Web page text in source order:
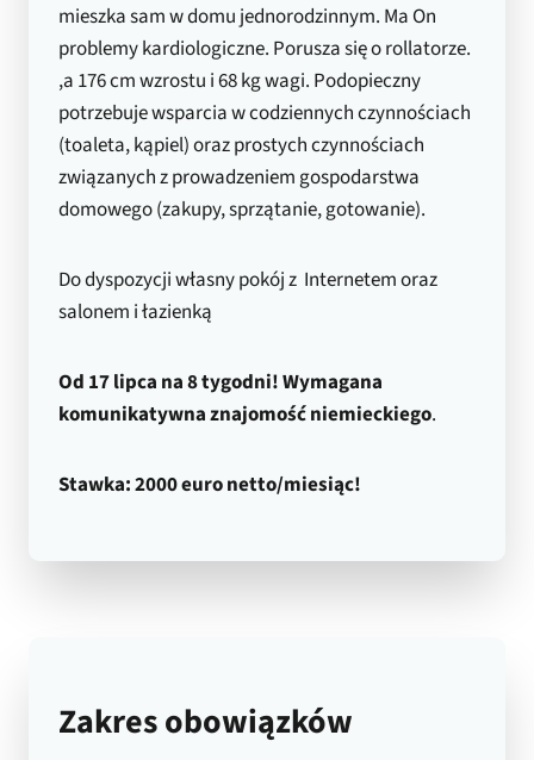
mieszka sam w domu jednorodzinnym. Ma On
problemy kardiologiczne. Porusza się o rollatorze.
,a 176 cm wzrostu i 68 kg wagi. Podopieczny
potrzebuje wsparcia w codziennych czynnościach
(toaleta, kąpiel) oraz prostych czynnościach
związanych z prowadzeniem gospodarstwa
domowego (zakupy, sprzątanie, gotowanie).
Do dyspozycji własny pokój z Internetem oraz
salonem i łazienką
Od 17 lipca na 8 tygodni! Wymagana
komunikatywna znajomość niemieckiego.
Stawka: 2000 euro netto/miesiąc!
Zakres obowiązków